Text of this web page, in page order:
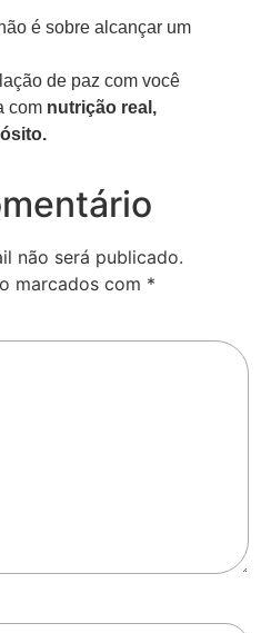
é sobre alcançar um
de paz com você
com nutrição real,
não será publicado.
marcados com *